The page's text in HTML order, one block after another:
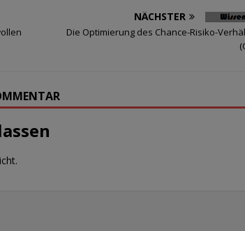
NÄCHSTER
Die Optimierung des Chance-Risiko-